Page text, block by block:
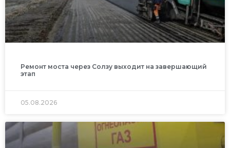
Ремонт моста через Солзу выходит на завершающий
этап
05.08.2026